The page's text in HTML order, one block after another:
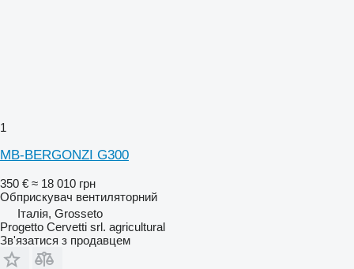
1
MB-BERGONZI G300
350 € ≈ 18 010 грн
Обприскувач вентиляторний
Італія, Grosseto
Progetto Cervetti srl. agricultural
Зв'язатися з продавцем